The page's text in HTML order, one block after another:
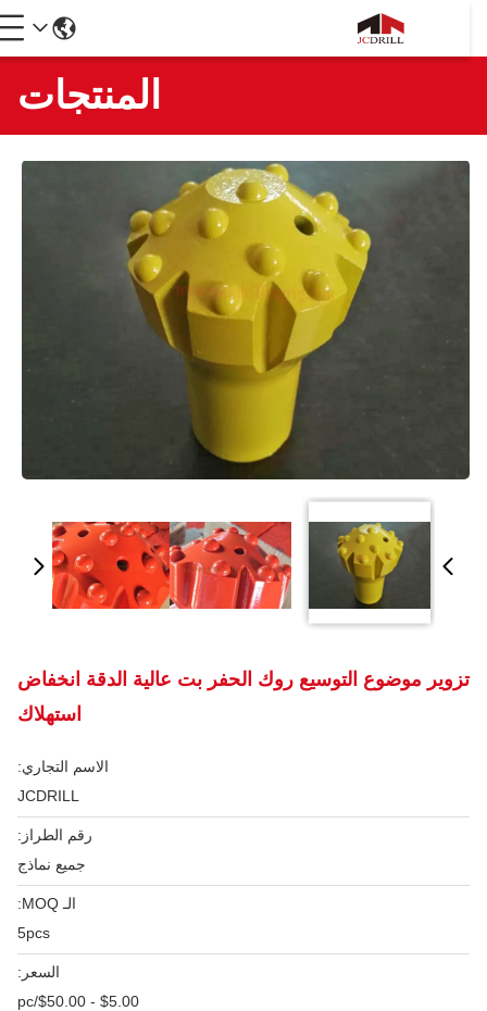
المنتجات
تزوير موضوع التوسيع روك الحفر بت عالية الدقة انخفاض
استهلاك
الاسم التجاري:
JCDRILL
رقم الطراز:
جميع نماذج
الـ MOQ:
5pcs
السعر:
$5.00 - $50.00/pc